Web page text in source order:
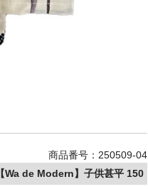
商品番号：250509-04
【Wa de Modern】子供甚平 150